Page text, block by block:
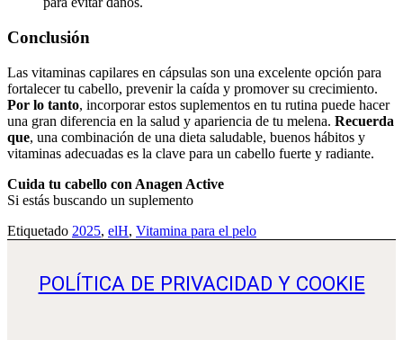
Conclusión
Las vitaminas capilares en cápsulas son una excelente opción para
fortalecer tu cabello, prevenir la caída y promover su crecimiento.
Por lo tanto, incorporar estos suplementos en tu rutina puede hacer
una gran diferencia en la salud y apariencia de tu melena. Recuerda
que, una combinación de una dieta saludable, buenos hábitos y
vitaminas adecuadas es la clave para un cabello fuerte y radiante.
Cuida tu cabello con Anagen Active
Si estás buscando un suplemento
Etiquetado 2025, elH, Vitamina para el pelo
POLÍTICA DE PRIVACIDAD Y COOKIE